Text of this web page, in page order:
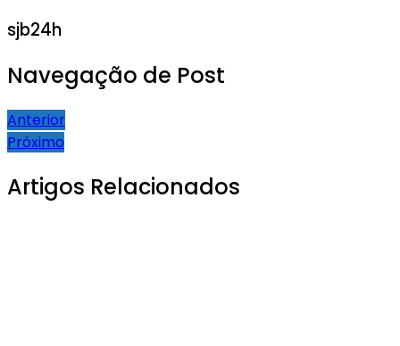
sjb24h
Navegação de Post
Anterior
Próximo
Artigos Relacionados